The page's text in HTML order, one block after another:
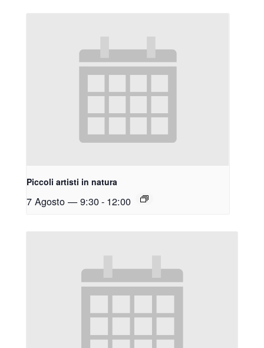
Piccoli artisti in natura
7 Agosto — 9:30- 12:00